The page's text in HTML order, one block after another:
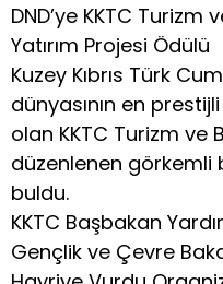
DND’ye KKTC Turizm
Yatırım Projesi Ödülü
Kuzey Kıbrıs Türk
dünyasının en
olan KKTC Turizm ve
düzenlenen görkemli
buldu.
KKTC Başbakan
Gençlik ve Çevre